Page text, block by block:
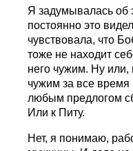
Я задумывалась об
постоянно это
чувствовала, что
тоже не находит
него чужим. Ну
чужим за все
любым предлогом
Или к Питу.
Нет, я понимаю,